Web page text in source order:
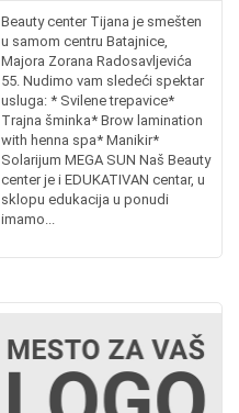
Beauty center Tijana je smešten
u samom centru Batajnice,
Majora Zorana Radosavljevića
55. Nudimo vam sledeći spektar
usluga: * Svilene trepavice*
Trajna šminka* Brow lamination
with henna spa* Manikir*
Solarijum MEGA SUN Naš Beauty
center je i EDUKATIVAN centar, u
sklopu edukacija u ponudi
imamo...